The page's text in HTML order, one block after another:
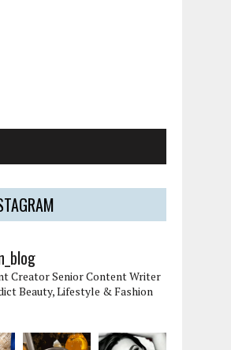
CreatorSenior Content Writer
Beauty, Lifestyle & Fashion